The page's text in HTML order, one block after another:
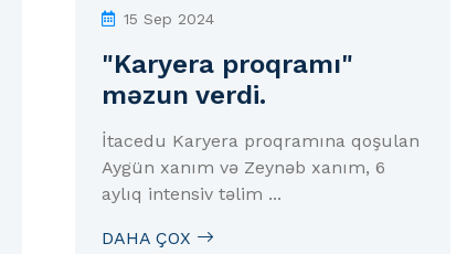
15 Sep 2024
"Karyera proqramı"
məzun verdi.
İtacedu Karyera proqramına qoşulan
Aygün xanım və Zeynəb xanım, 6
aylıq intensiv təlim ...
DAHA ÇOX